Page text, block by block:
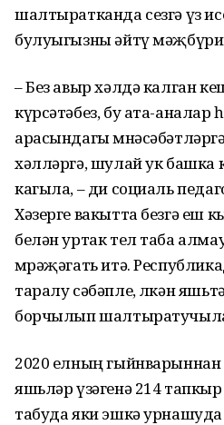
шалтыратканда сезгә үз
булуыгызны әйтү мәҗбүри
– Без авыр хәлдә калган
күрсәтәбез, бу ата-аналар
арасындагы
хәлләргә, шулай ук башка
кагыла, – ди социаль
Хәзерге вакытта безгә еш
белән уртак тел таба
мөрәҗәгать итә.
таралу сәбәпле, өлкән
борчылып
2020 елның
яшьләр үзәгенә 214
табуда яки эшкә